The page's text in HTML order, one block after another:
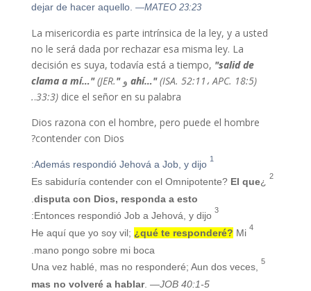
dejar de hacer aquello. —MATEO 23:23
La misericordia es parte intrínsica de la ley, y a usted
no le será dada por rechazar esa misma ley. La
decisión es suya, todavía está a tiempo, "salid de
ahí…"(ISA. 52:11، APC. 18:5) و"clama a mí…"
(JER.
33:3) dice el señor en su palabra.
.
Dios razona con el hombre, pero puede el hombre
contender con Dios?
1
Además respondió Jehová a Job, y dijo:
2
¿Es sabiduría contender con el Omnipotente?
El que
disputa con Dios, responda a esto
3
Entonces respondió Job a Jehová, y dijo:
4
He aquí que yo soy vil;
¿qué te responderé? Mi
mano pongo sobre mi boca.
5
Aun dos veces,
mas no volveré a hablar. —JOB 40:1-5